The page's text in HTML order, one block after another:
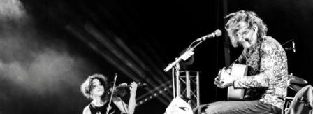
Image